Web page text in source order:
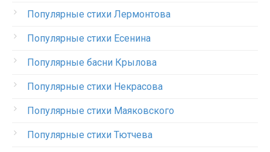
Популярные стихи Лермонтова
Популярные стихи Есенина
Популярные басни Крылова
Популярные стихи Некрасова
Популярные стихи Маяковского
Популярные стихи Тютчева